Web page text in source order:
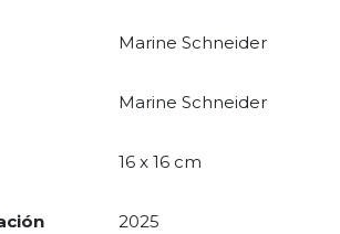
Marine Schneider
Marine Schneider
16 x 16 cm
2025